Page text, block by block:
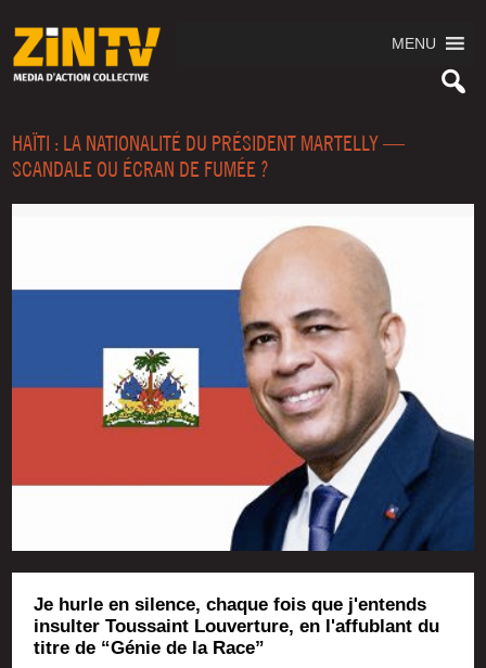
MENU
HAÏTI : LA NATIONALITÉ DU PRÉSIDENT MARTELLY —
SCANDALE OU ÉCRAN DE FUMÉE ?
Je hurle en silence, chaque fois que j'entends
insulter Toussaint Louverture, en l'affublant du
titre de “Génie de la Race”